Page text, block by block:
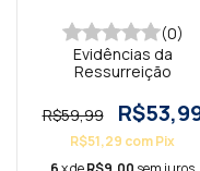
(0)
Evidências da
Ressurreição
R$59,99
R$51,29 comPix